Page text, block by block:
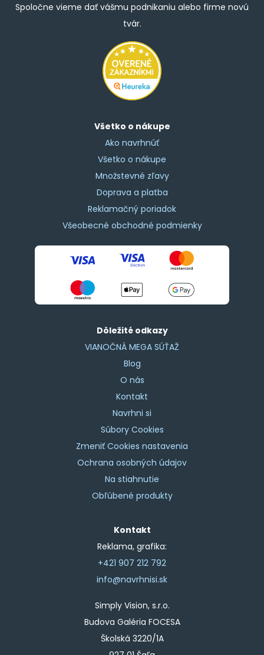
Spoločne vieme dať vášmu podnikaniu alebo firme novú
tvár.
Všetko o nákupe
Ako navrhnúť
Všetko o nákupe
Množstevné zľavy
Doprava a platba
Reklamačný poriadok
Všeobecné obchodné podmienky
Dôležité odkazy
VIANOČNÁ MEGA SÚŤAŽ
Blog
O nás
Kontakt
Navrhni si
Súbory Cookies
Zmeniť Cookies nastavenia
Ochrana osobných údajov
Na stiahnutie
Obľúbené produkty
Kontakt
Reklama, grafika:
+421 907 212 792
info@navrhnisi.sk
Simply Vision, s.r.o.
Budova Galéria FOCESA
Školská 3220/1A